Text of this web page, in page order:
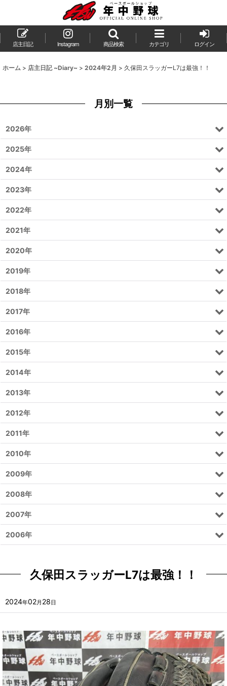
店主日記 Instagram 商品検索 カテゴリ ログイン
ホーム > 店主日記 ~Diary~ > 2024年2月 > 久保田スラッガーL7は最強！！
久保田スラッガーL7は最強！！
2024年02月 28日
月別一覧
2026年
2025年
2024年
2023年
2022年
2021年
2020年
2019年
2018年
2017年
2016年
2015年
2014年
2013年
2012年
2011年
2010年
2009年
2008年
2007年
2006年